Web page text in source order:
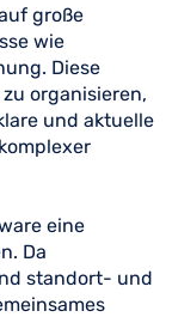
große
wie
Diese
organisieren,
und aktuelle
eine
Da
standort- und